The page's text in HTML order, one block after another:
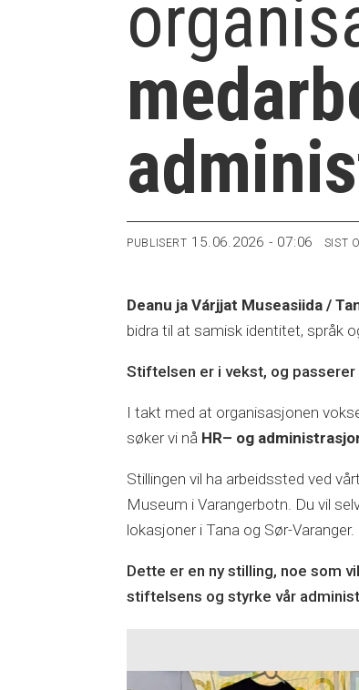
PUBLISERT 15.06.2026 - 07:06 SIST
Deanu ja Várjjat Museasiida /
bidra til at samisk identitet, språk
Stiftelsen er i vekst, og
I takt med at organisasjonen
søker vi nå HR– og
Stillingen vil ha arbeidssted ved
Museum i Varangerbotn. Du vil
lokasjoner i Tana og Sør-Varanger.
Dette er en ny stilling, noe som
stiftelsens og styrke vår